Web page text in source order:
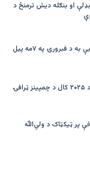
او بنګله دیش ترمنځ د
د ۲۰۲۶ نړیوال جام لوبې به د فبرورۍ په ۷مه پیل
د کرکټ نړیوالې شورا د ۲۰۲۵ کال د چمپینز ټرافۍ
پر ټيکټاک د ولي‌الله